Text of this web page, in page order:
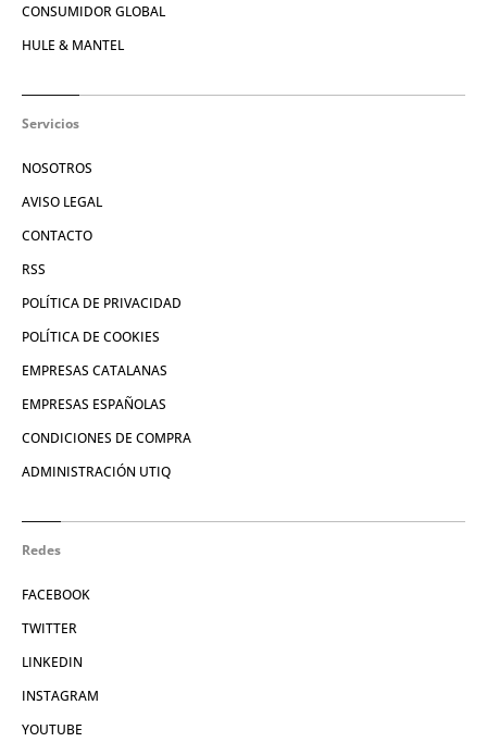
CONSUMIDOR GLOBAL
HULE & MANTEL
Servicios
NOSOTROS
AVISO LEGAL
CONTACTO
RSS
POLÍTICA DE PRIVACIDAD
POLÍTICA DE COOKIES
EMPRESAS CATALANAS
EMPRESAS ESPAÑOLAS
CONDICIONES DE COMPRA
ADMINISTRACIÓN UTIQ
Redes
FACEBOOK
TWITTER
LINKEDIN
INSTAGRAM
YOUTUBE